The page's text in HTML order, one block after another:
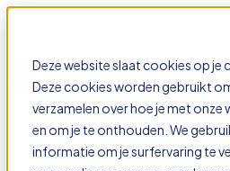
Deze website slaat cookies op je
Deze cookies worden gebruikt
verzamelen over hoe je met
en om je te onthouden. We
informatie om je surfervaring te